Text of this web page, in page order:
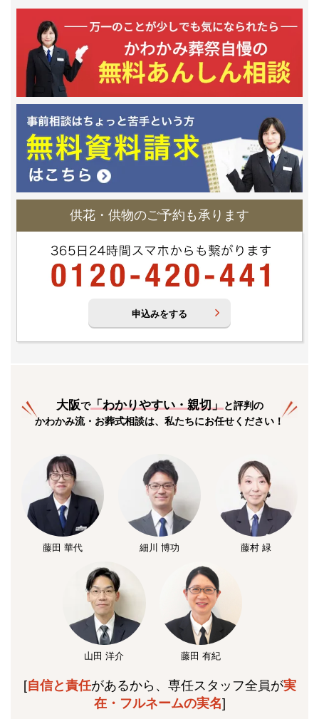
供花・供物のご予約も承ります
申込みをする
大阪で「わかりやすい・親切」と評判の
かわかみ流・お葬式相談は、私たちにお任せください！
藤田 華代 細川 博功 藤村 緑
山田 洋介 藤田 有紀
[自信と責任があるから、専任スタッフ全員が実
在・フルネームの実名]